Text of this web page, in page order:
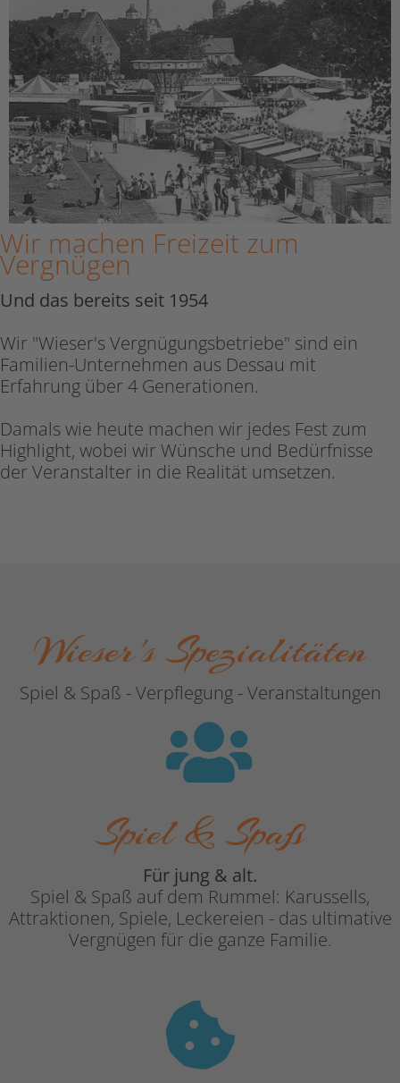
Wir machen Freizeit zum
Vergnügen
Und das bereits seit 1954
Wir "Wieser's Vergnügungsbetriebe" sind ein
Familien-Unternehmen aus Dessau mit
Erfahrung über 4 Generationen.
Damals wie heute machen wir jedes Fest zum
Highlight, wobei wir Wünsche und Bedürfnisse
der Veranstalter in die Realität umsetzen.
Wieser's Spezialitäten
Spiel & Spaß - Verpflegung - Veranstaltungen
Spiel & Spaß
Für jung & alt.
Spiel & Spaß auf dem Rummel: Karussells,
Attraktionen, Spiele, Leckereien - das ultimative
Vergnügen für die ganze Familie.